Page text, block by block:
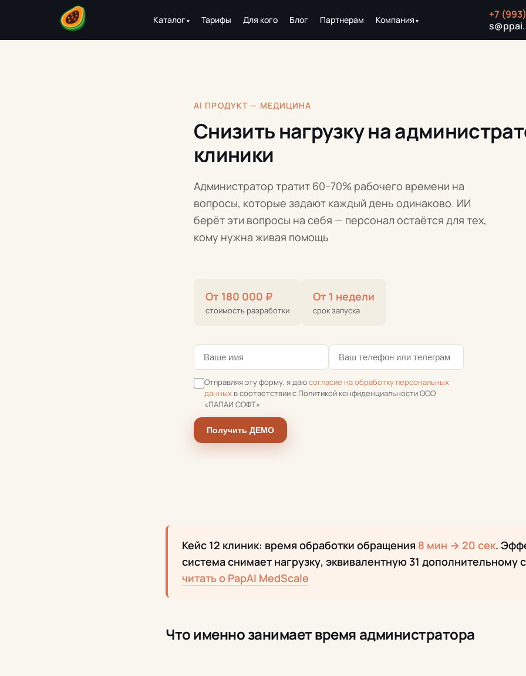
Каталог Тарифы Для кого Блог Партнерам Компания
+7
AI ПРОДУКТ — МЕДИЦИНА
Снизить нагрузку на
клиники
Администратор тратит 60–70% рабочего времени на
вопросы, которые задают каждый день одинаково. ИИ
берёт эти вопросы на себя — персонал остаётся для тех,
кому нужна живая помощь
От 180 000 ₽
стоимость разработки
От 1 недели
срок запуска
Отправляя эту форму, я даюсогласие на обработку персональных
данных в соответствии с Политикой конфиденциальности ООО
«ПАПАИ СОФТ»
Получить ДЕМО
Кейс 12 клиник: время обработки обращения 8 мин → 20 сек.
система снимает нагрузку, эквивалентную 31 дополнительному
читать о PapAI MedScale
Что именно занимает время администратора